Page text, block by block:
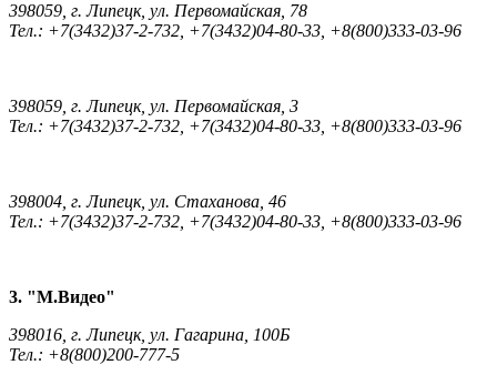
398059, г. Липецк, ул. Первомайская, 78
Тел.: +7(3432)37-2-732, +7(3432)04-80-33, +8(800)333-03-96
398059, г. Липецк, ул. Первомайская, 3
Тел.: +7(3432)37-2-732, +7(3432)04-80-33, +8(800)333-03-96
398004, г. Липецк, ул. Стаханова, 46
Тел.: +7(3432)37-2-732, +7(3432)04-80-33, +8(800)333-03-96
3. "М.Видео"
398016, г. Липецк, ул. Гагарина, 100Б
Тел.: +8(800)200-777-5